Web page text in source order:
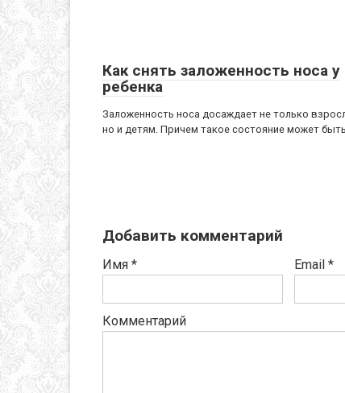
Как снять заложенность носа у
ребенка
Заложенность носа досаждает не только
но и детям. Причем такое состояние может быть
Добавить комментарий
Имя * Email *
Комментарий